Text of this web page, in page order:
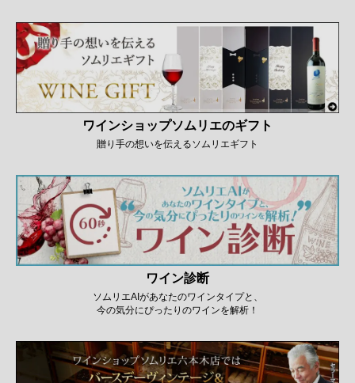
ワインショップソムリエのギフト
贈り手の想いを伝えるソムリエギフト
ワイン診断
ソムリエAIがあなたのワインタイプと、
今の気分にぴったりのワインを解析！